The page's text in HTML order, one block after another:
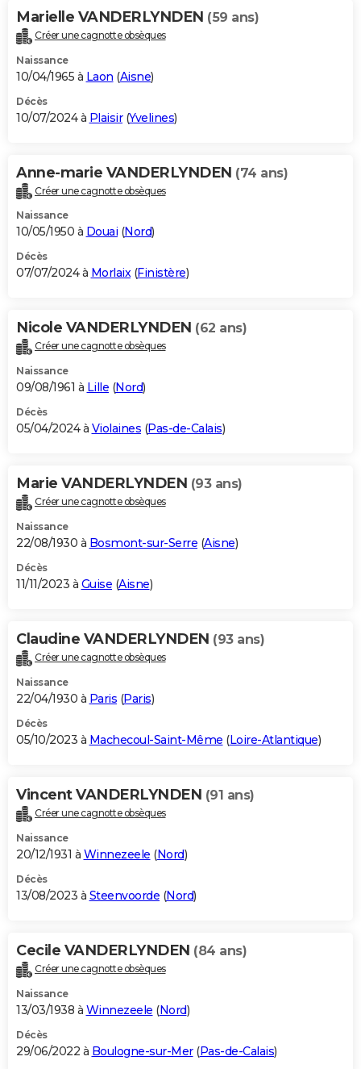
Marielle VANDERLYNDEN (59 ans)
Créer une cagnotte obsèques
Naissance
10/04/1965 à Laon (Aisne)
Décès
10/07/2024 à Plaisir(Yvelines)
Anne-marie VANDERLYNDEN (74 ans)
Créer une cagnotte obsèques
Naissance
10/05/1950 à Douai (Nord)
Décès
07/07/2024 à Morlaix(Finistère)
Nicole VANDERLYNDEN (62 ans)
Créer une cagnotte obsèques
Naissance
09/08/1961 à Lille (Nord)
Décès
05/04/2024 à Violaines (Pas-de-Calais)
Marie VANDERLYNDEN (93 ans)
Créer une cagnotte obsèques
Naissance
22/08/1930 à Bosmont-sur-Serre (Aisne)
Décès
11/11/2023 à Guise (Aisne)
Claudine VANDERLYNDEN (93 ans)
Créer une cagnotte obsèques
Naissance
22/04/1930 à Paris (Paris)
Décès
05/10/2023 à Machecoul-Saint-Même (Loire-Atlantique)
Vincent VANDERLYNDEN (91 ans)
Créer une cagnotte obsèques
Naissance
20/12/1931 à Winnezeele (Nord)
Décès
13/08/2023 à Steenvoorde (Nord)
Cecile VANDERLYNDEN (84 ans)
Créer une cagnotte obsèques
Naissance
13/03/1938 à Winnezeele (Nord)
Décès
29/06/2022 à Boulogne-sur-Mer(Pas-de-Calais)